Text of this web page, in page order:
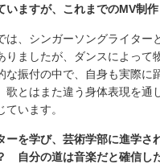
いますが、これまでのMV制
は、シンガーソングライター
ましたが、ダンスによって
な振付の中で、自身も実際に
歌とはまた違う身体表現を通
います。
を学び、芸術学部に進学さ
自分の道は音楽だと確信